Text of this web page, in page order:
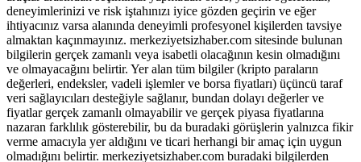
deneyimlerinizi ve risk iştahınızı iyice gözden geçirin ve eğer
ihtiyacınız varsa alanında deneyimli profesyonel kişilerden tavsiye
almaktan kaçınmayınız. merkeziyetsizhaber.com sitesinde bulunan
bilgilerin gerçek zamanlı veya isabetli olacağının kesin olmadığını
ve olmayacağını belirtir. Yer alan tüm bilgiler (kripto paraların
değerleri, endeksler, vadeli işlemler ve borsa fiyatları) üçüncü taraf
veri sağlayıcıları desteğiyle sağlanır, bundan dolayı değerler ve
fiyatlar gerçek zamanlı olmayabilir ve gerçek piyasa fiyatlarına
nazaran farklılık gösterebilir, bu da buradaki görüşlerin yalnızca fikir
verme amacıyla yer aldığını ve ticari herhangi bir amaç için uygun
olmadığını belirtir. merkeziyetsizhaber.com buradaki bilgilerden